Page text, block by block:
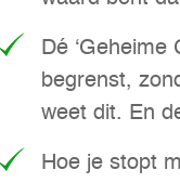
Dé ‘Geheime
begrenst,
weet dit. En
Hoe je stopt